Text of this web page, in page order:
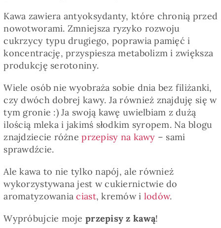
Polski
Kawa zawiera antyoksydanty, które chronią przed
nowotworami. Zmniejsza ryzyko rozwoju
cukrzycy typu drugiego, poprawia pamięć i
koncentrację, przyspiesza metabolizm i zwiększa
produkcję serotoniny.
Wiele osób nie wyobraża sobie dnia bez filiżanki,
czy dwóch dobrej kawy. Ja również znajduję się w
tym gronie :) Ja swoją kawę uwielbiam z dużą
ilością mleka i jakimś słodkim syropem. Na blogu
znajdziecie różneprzepisy na kawy – sami
sprawdźcie.
Ale kawa to nie tylko napój, ale również
wykorzystywana jest w cukiernictwie do
aromatyzowaniaciast, kremów i lodów.
Wypróbujcie moje przepisy z kawą!